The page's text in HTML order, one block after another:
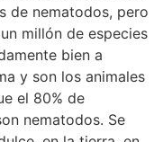
de nematodos, pero
millón de especies
bien a
y son los animales
el 80% de
nematodos. Se